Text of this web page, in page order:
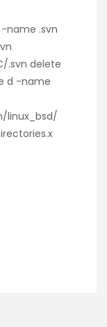
name .svn
.svn delete
d -name
linux_bsd/